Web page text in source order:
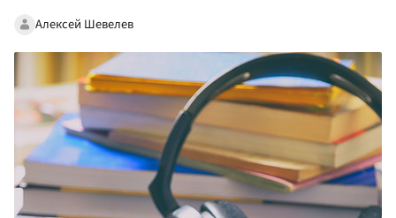
Алексей Шевелев